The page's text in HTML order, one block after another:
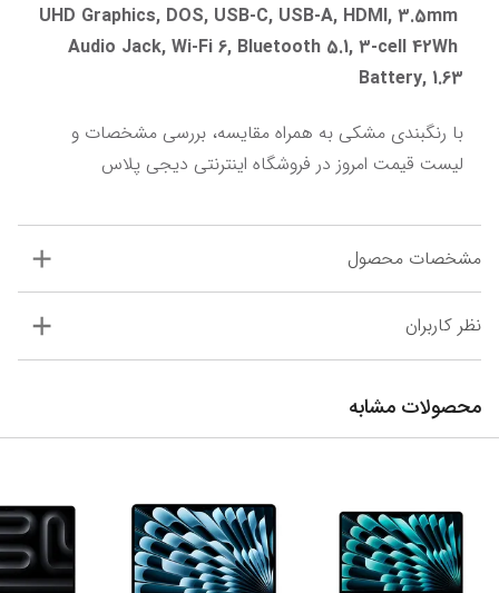
UHD Graphics, DOS, USB-C, USB-A, HDMI, 3.5mm
Audio Jack, Wi-Fi 6, Bluetooth 5.1, 3-cell 42Wh
Battery, 1.63
لیست قیمت امروز در فروشگاه اینترنتی دیجی‌ پلاس
مشخصات محصول
نظر کاربران
محصولات مشابه